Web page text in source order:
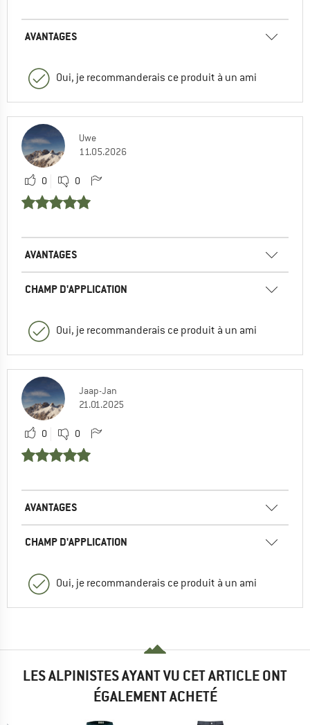
AVANTAGES
Oui, je recommanderais ce produit à un ami
Uwe
11.05.2026
0 0
AVANTAGES
CHAMP D'APPLICATION
Oui, je recommanderais ce produit à un ami
Jaap-Jan
21.01.2025
0 0
AVANTAGES
CHAMP D'APPLICATION
Oui, je recommanderais ce produit à un ami
LES ALPINISTES AYANT VU CET ARTICLE ONT
ÉGALEMENT ACHETÉ